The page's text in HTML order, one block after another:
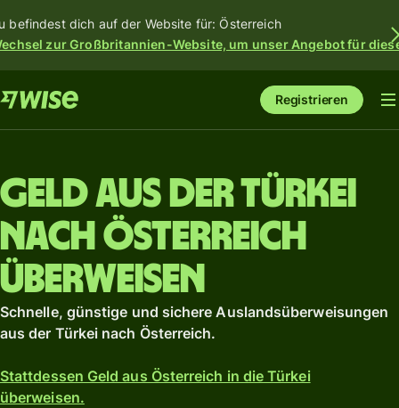
befindest dich auf der Website für: Österreich
zur Großbritannien-Website, um unser Angebot für
Registrieren
Geld aus der Türkei
nach Österreich
überweisen
Schnelle, günstige und sichere Auslandsüberweisungen
aus der Türkei nach Österreich.
Stattdessen Geld aus Österreich in die Türkei
überweisen.